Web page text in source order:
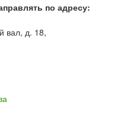
по адресу:
вал, д. 18,